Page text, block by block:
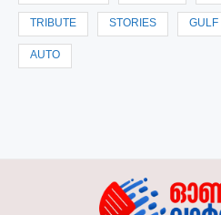
TRIBUTE STORIES GULF
AUTO